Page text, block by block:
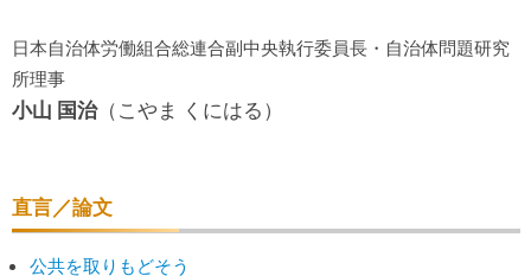
日本自治体労働組合総連合副中央執行委員長・自治体問題研究
所理事
小山 国治（こやま くにはる）
直言／論文
公共を取りもどそう